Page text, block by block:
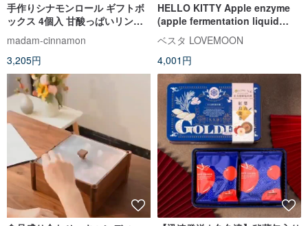
手作りシナモンロール ギフトボ
ックス 4個入 甘酸っぱいリン
ゴ・黒糖くるみの組み合わせ
madam-cinnamon
3,205円
HELLO KITTY Apple enzyme
(apple fermentation liquid
contains enzyme)
ベスタ LOVEMOON
4,001円